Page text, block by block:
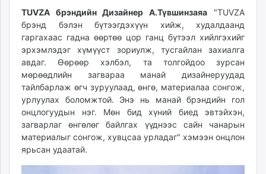
TUVZA брэндийн Дизайнер А.Түвшинзаяа "TUVZA
брэнд бэлэн бүтээгдэхүүн хийж, худалдаанд
гаргахаас гадна өөртөө цор ганц бүтээл хийлгэхийг
эрхэмлэдэг хүмүүст зориулж, тусгайлан захиалга
авдаг. Өөрөөр хэлбэл, та толгойдоо зурсан
мөрөөдлийн загвараа манай дизайнеруудад
тайлбарлаж өгч зуруулаад, өнгө, материалаа сонгож,
урлуулах боломжтой. Энэ нь манай брэндийн гол
онцлогуудын нэг. Мөн бид хүний биед эвтэйхэн,
загварлаг өнгөлөг байлгах үүднээс сайн чанарын
материалыг сонгож, хувцсаа урладаг" хэмээн онцлон
ярьсан удаатай.